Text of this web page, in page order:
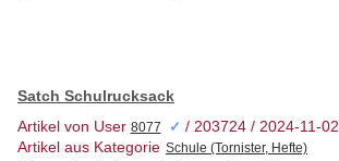
Satch Schulrucksack
Artikel von User
✓ / 203724 / 2024-11-02
Artikel aus Kategorie